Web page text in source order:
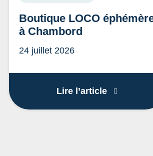
Boutique LOCO
à Chambord
24 juillet 2026
Lire l’articleBoutique